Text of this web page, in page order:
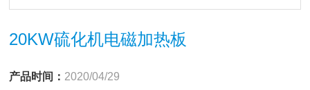
20KW硫化机电磁加热板
产品时间： 2020/04/29